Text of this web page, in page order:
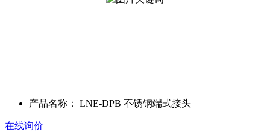
产品名称： LNE-DPB 不锈钢端式接头
在线询价